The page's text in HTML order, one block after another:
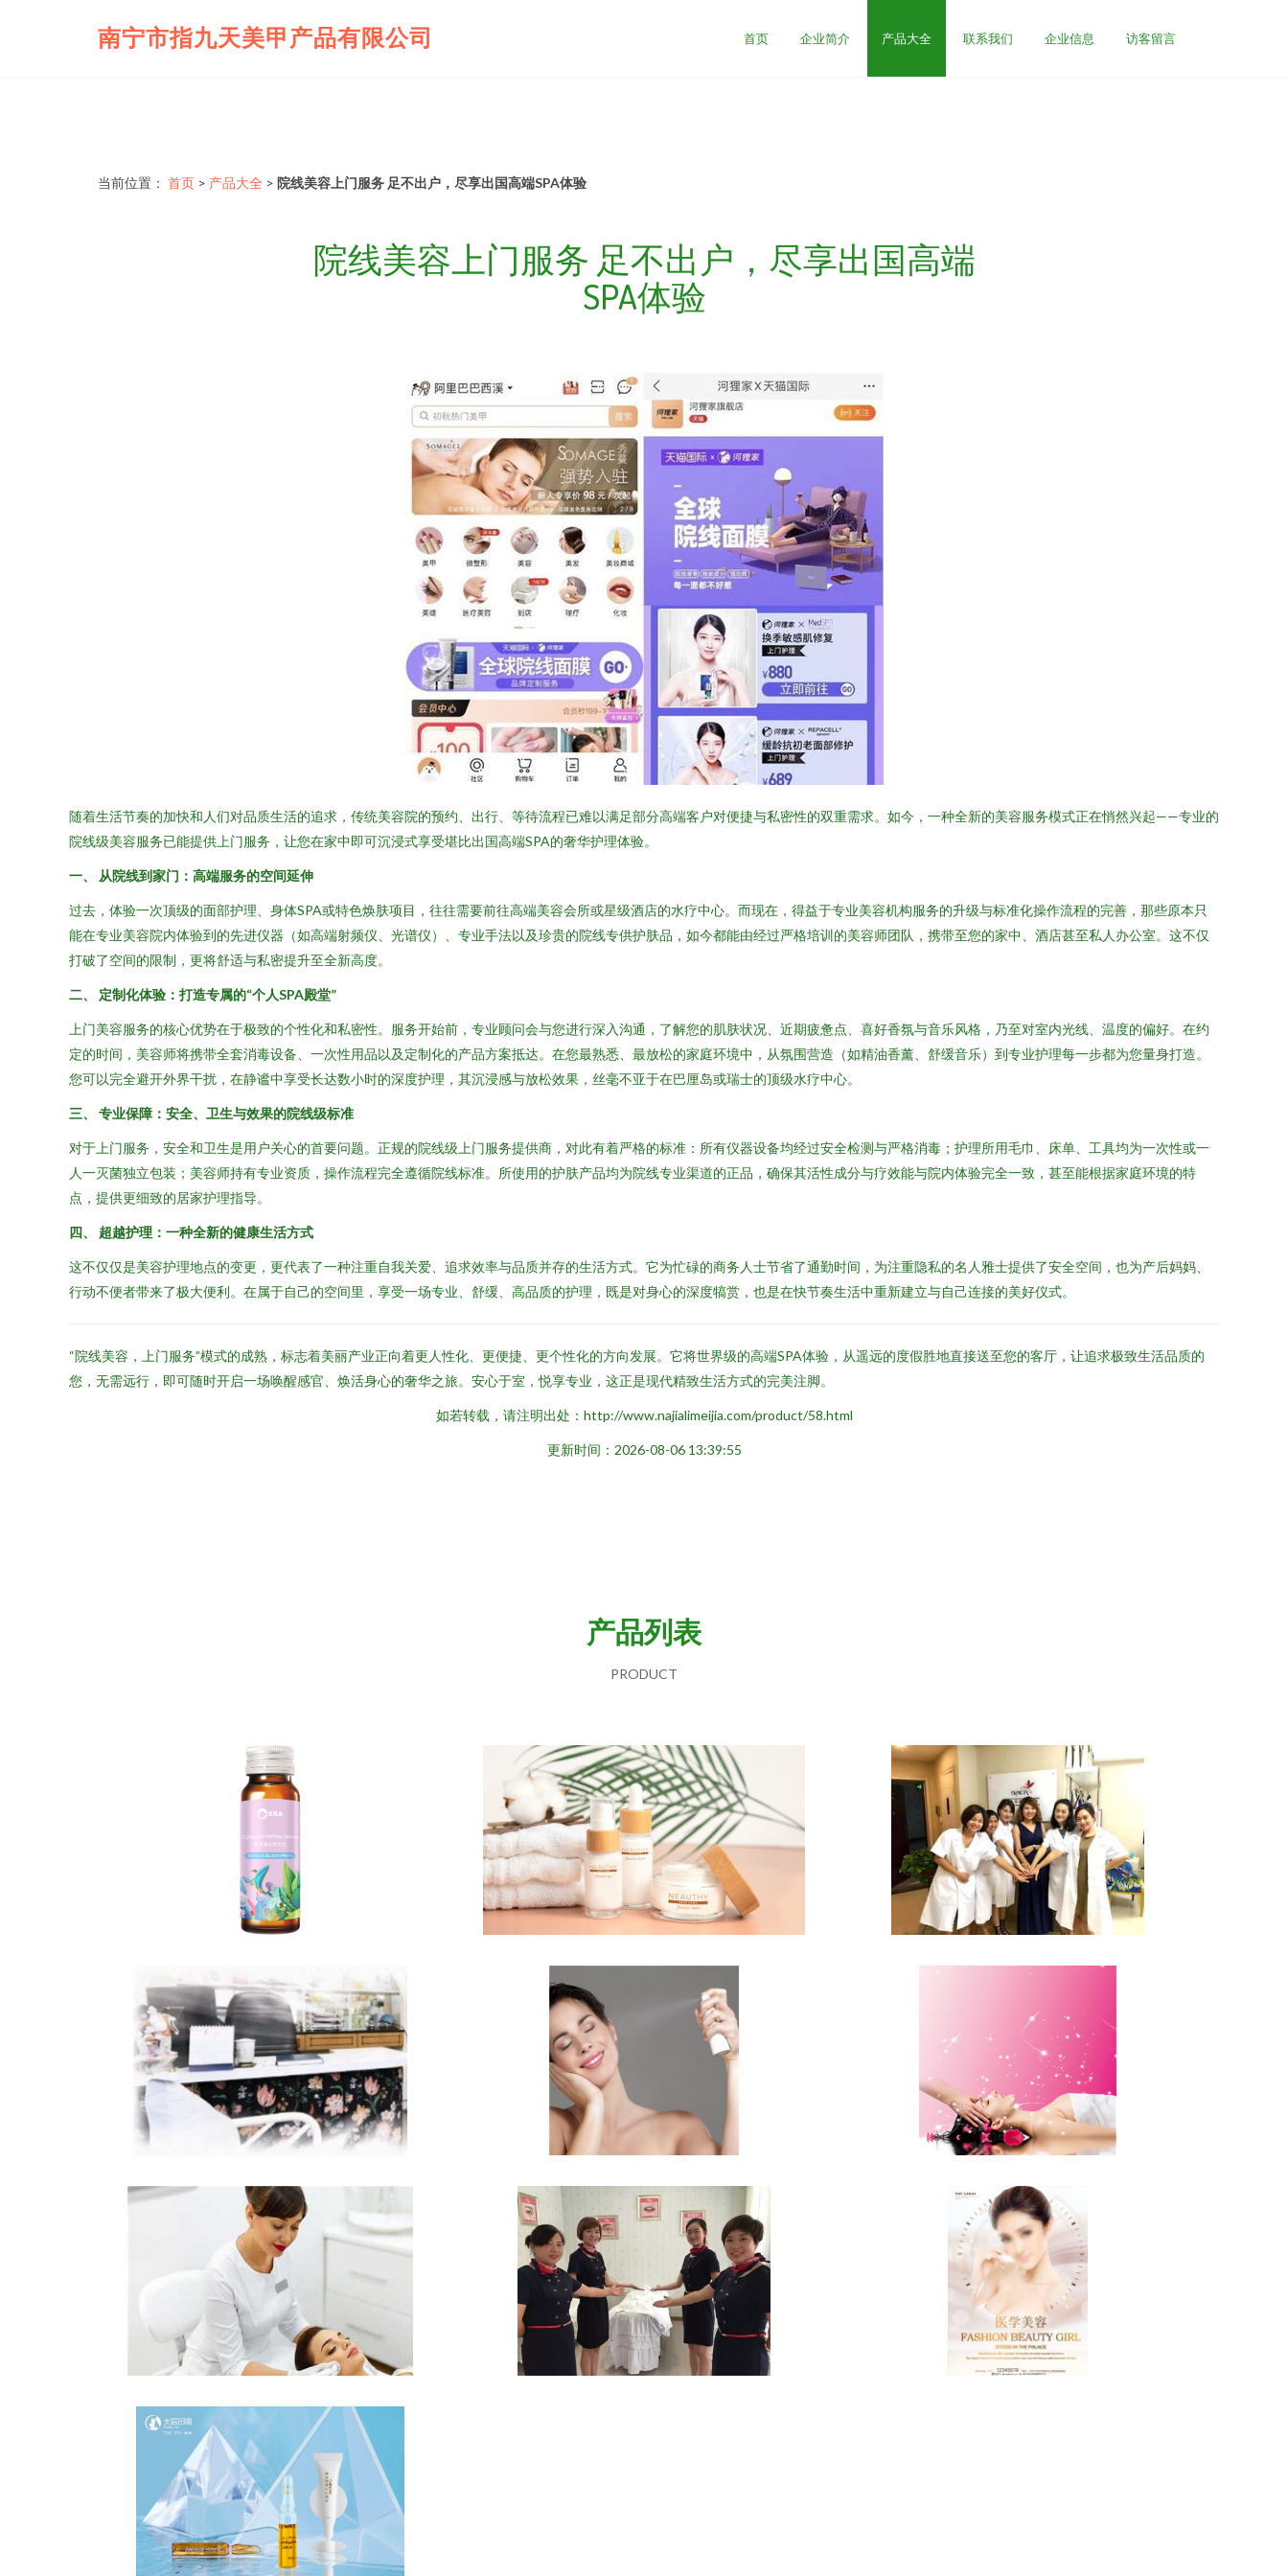
南宁市指九天美甲产品有限公司 首页 企业简介 产品大全 联系我们 企业信息 访客留言
当前位置： 首页 > 产品大全 > 院线美容上门服务 足不出户，尽享出国高端SPA体验
院线美容上门服务 足不出户，尽享出国高端
SPA体验
随着生活节奏的加快和人们对品质生活的追求，传统美容院的预约、出行、等待流程已难以满足部分高端客户对便捷与私密性的双重需求。如今，一种全新的美容服务模式正在悄然兴起——专业的
院线级美容服务已能提供上门服务，让您在家中即可沉浸式享受堪比出国高端SPA的奢华护理体验。
一、 从院线到家门：高端服务的空间延伸
过去，体验一次顶级的面部护理、身体SPA或特色焕肤项目，往往需要前往高端美容会所或星级酒店的水疗中心。而现在，得益于专业美容机构服务的升级与标准化操作流程的完善，那些原本只
能在专业美容院内体验到的先进仪器（如高端射频仪、光谱仪）、专业手法以及珍贵的院线专供护肤品，如今都能由经过严格培训的美容师团队，携带至您的家中、酒店甚至私人办公室。这不仅
打破了空间的限制，更将舒适与私密提升至全新高度。
二、 定制化体验：打造专属的“个人SPA殿堂”
上门美容服务的核心优势在于极致的个性化和私密性。服务开始前，专业顾问会与您进行深入沟通，了解您的肌肤状况、近期疲惫点、喜好香氛与音乐风格，乃至对室内光线、温度的偏好。在约
定的时间，美容师将携带全套消毒设备、一次性用品以及定制化的产品方案抵达。在您最熟悉、最放松的家庭环境中，从氛围营造（如精油香薰、舒缓音乐）到专业护理每一步都为您量身打造。
您可以完全避开外界干扰，在静谧中享受长达数小时的深度护理，其沉浸感与放松效果，丝毫不亚于在巴厘岛或瑞士的顶级水疗中心。
三、 专业保障：安全、卫生与效果的院线级标准
对于上门服务，安全和卫生是用户关心的首要问题。正规的院线级上门服务提供商，对此有着严格的标准：所有仪器设备均经过安全检测与严格消毒；护理所用毛巾、床单、工具均为一次性或一
人一灭菌独立包装；美容师持有专业资质，操作流程完全遵循院线标准。所使用的护肤产品均为院线专业渠道的正品，确保其活性成分与疗效能与院内体验完全一致，甚至能根据家庭环境的特
点，提供更细致的居家护理指导。
四、 超越护理：一种全新的健康生活方式
这不仅仅是美容护理地点的变更，更代表了一种注重自我关爱、追求效率与品质并存的生活方式。它为忙碌的商务人士节省了通勤时间，为注重隐私的名人雅士提供了安全空间，也为产后妈妈、
行动不便者带来了极大便利。在属于自己的空间里，享受一场专业、舒缓、高品质的护理，既是对身心的深度犒赏，也是在快节奏生活中重新建立与自己连接的美好仪式。
“院线美容，上门服务”模式的成熟，标志着美丽产业正向着更人性化、更便捷、更个性化的方向发展。它将世界级的高端SPA体验，从遥远的度假胜地直接送至您的客厅，让追求极致生活品质的
您，无需远行，即可随时开启一场唤醒感官、焕活身心的奢华之旅。安心于室，悦享专业，这正是现代精致生活方式的完美注脚。
如若转载，请注明出处：http://www.najialimeijia.com/product/58.html
更新时间：2026-08-06 13:39:55
产品列表
PRODUCT